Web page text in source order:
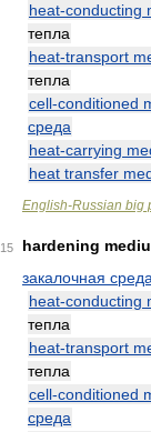
heat-conducting
тепла
heat-transport
тепла
cell-conditioned
среда
heat-carrying
heat transfer
English-Russian big
15
hardening
закалочная среда
heat-conducting
тепла
heat-transport
тепла
cell-conditioned
среда